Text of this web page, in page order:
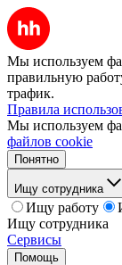
Мы используем
правильную
трафик.
Правила
Мы используем
файлов cookie
Понятно
Ищу сотрудника
Ищу работу
Ищу сотрудника
Сервисы
Помощь